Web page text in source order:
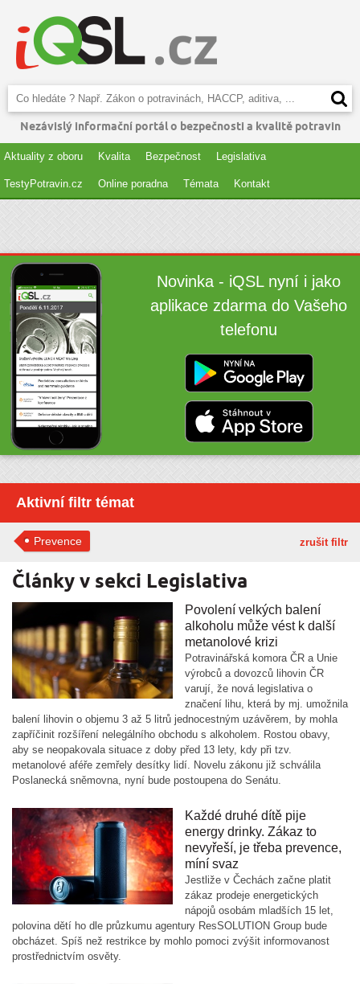
Nezávislý informační portál o bezpečnosti a kvalitě potravin
Aktuality z oboru Kvalita Bezpečnost Legislativa
TestyPotravin.cz Online poradna Témata Kontakt
Novinka - iQSL nyní i jako
aplikace zdarma do Vašeho
telefonu
Aktivní filtr témat
zrušit filtr
Prevence
Články v sekci Legislativa
Povolení velkých balení
alkoholu může vést k další
metanolové krizi
Potravinářská komora ČR a Unie
výrobců a dovozců lihovin ČR
varují, že nová legislativa o
značení lihu, která by mj. umožnila
balení lihovin o objemu 3 až 5 litrů jednocestným uzávěrem, by mohla
zapříčinit rozšíření nelegálního obchodu s alkoholem. Rostou obavy,
aby se neopakovala situace z doby před 13 lety, kdy při tzv.
metanolové aféře zemřely desítky lidí. Novelu zákonu již schválila
Poslanecká sněmovna, nyní bude postoupena do Senátu.
Každé druhé dítě pije
energy drinky. Zákaz to
nevyřeší, je třeba prevence,
míní svaz
Jestliže v Čechách začne platit
zákaz prodeje energetických
nápojů osobám mladších 15 let,
polovina dětí ho dle průzkumu agentury ResSOLUTION Group bude
obcházet. Spíš než restrikce by mohlo pomoci zvýšit informovanost
prostřednictvím osvěty.